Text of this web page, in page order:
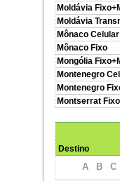
Moldávia
Moldávia
Mônaco Celular
Mônaco Fixo
Mongólia
Montenegro
Montenegro
Montserrat
Destino
A B C